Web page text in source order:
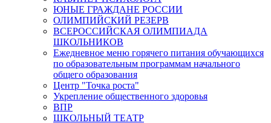
ЮНЫЕ ГРАЖДАНЕ РОССИИ
ОЛИМПИЙСКИЙ РЕЗЕРВ
ВСЕРОССИЙСКАЯ ОЛИМПИАДА
ШКОЛЬНИКОВ
Ежедневное меню горячего питания обучающихся
по образовательным программам начального
общего образования
Центр "Точка роста"
Укрепление общественного здоровья
ВПР
ШКОЛЬНЫЙ ТЕАТР